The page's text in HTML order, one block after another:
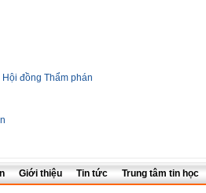
Hội đồng Thẩm phán
Giới thiệu Tin tức Trung tâm tin học